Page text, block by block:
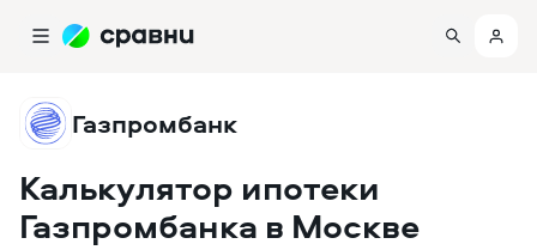
Газпромбанк
Калькулятор ипотеки
Газпромбанка в Москве